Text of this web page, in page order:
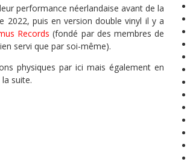
performance néerlandaise avant de la
2022, puis en version double vinyl il y a
Records (fondé par des membres de
servi que par soi-même).
physiques par ici mais également en
suite.